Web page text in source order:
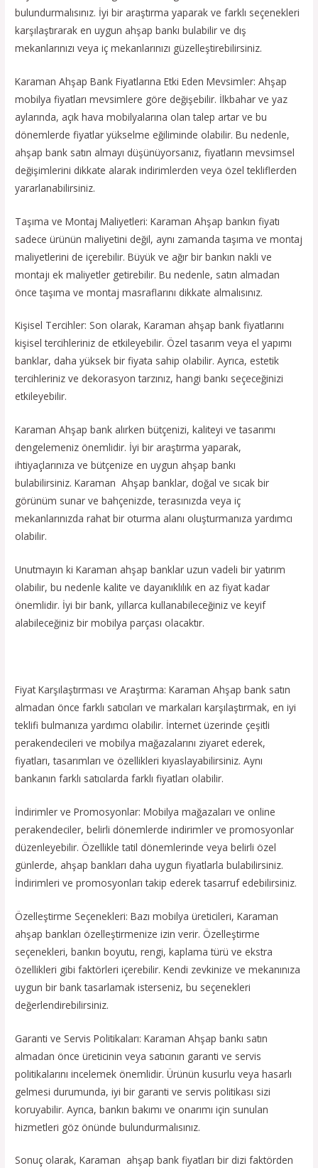
bulundurmalısınız. İyi bir araştırma yaparak ve farklı seçenekleri
karşılaştırarak en uygun ahşap bankı bulabilir ve dış
mekanlarınızı veya iç mekanlarınızı güzelleştirebilirsiniz.
Karaman Ahşap Bank Fiyatlarına Etki Eden Mevsimler: Ahşap
mobilya fiyatları mevsimlere göre değişebilir. İlkbahar ve yaz
aylarında, açık hava mobilyalarına olan talep artar ve bu
dönemlerde fiyatlar yükselme eğiliminde olabilir. Bu nedenle,
ahşap bank satın almayı düşünüyorsanız, fiyatların mevsimsel
değişimlerini dikkate alarak indirimlerden veya özel tekliflerden
yararlanabilirsiniz.
Taşıma ve Montaj Maliyetleri: Karaman Ahşap bankın fiyatı
sadece ürünün maliyetini değil, aynı zamanda taşıma ve montaj
maliyetlerini de içerebilir. Büyük ve ağır bir bankın nakli ve
montajı ek maliyetler getirebilir. Bu nedenle, satın almadan
önce taşıma ve montaj masraflarını dikkate almalısınız.
Kişisel Tercihler: Son olarak, Karaman ahşap bank fiyatlarını
kişisel tercihleriniz de etkileyebilir. Özel tasarım veya el yapımı
banklar, daha yüksek bir fiyata sahip olabilir. Ayrıca, estetik
tercihleriniz ve dekorasyon tarzınız, hangi bankı seçeceğinizi
etkileyebilir.
Karaman Ahşap bank alırken bütçenizi, kaliteyi ve tasarımı
dengelemeniz önemlidir. İyi bir araştırma yaparak,
ihtiyaçlarınıza ve bütçenize en uygun ahşap bankı
bulabilirsiniz. Karaman Ahşap banklar, doğal ve sıcak bir
görünüm sunar ve bahçenizde, terasınızda veya iç
mekanlarınızda rahat bir oturma alanı oluşturmanıza yardımcı
olabilir.
Unutmayın ki Karaman ahşap banklar uzun vadeli bir yatırım
olabilir, bu nedenle kalite ve dayanıklılık en az fiyat kadar
önemlidir. İyi bir bank, yıllarca kullanabileceğiniz ve keyif
alabileceğiniz bir mobilya parçası olacaktır.
Fiyat Karşılaştırması ve Araştırma: Karaman Ahşap bank satın
almadan önce farklı satıcıları ve markaları karşılaştırmak, en iyi
teklifi bulmanıza yardımcı olabilir. İnternet üzerinde çeşitli
perakendecileri ve mobilya mağazalarını ziyaret ederek,
fiyatları, tasarımları ve özellikleri kıyaslayabilirsiniz. Aynı
bankanın farklı satıcılarda farklı fiyatları olabilir.
İndirimler ve Promosyonlar: Mobilya mağazaları ve online
perakendeciler, belirli dönemlerde indirimler ve promosyonlar
düzenleyebilir. Özellikle tatil dönemlerinde veya belirli özel
günlerde, ahşap bankları daha uygun fiyatlarla bulabilirsiniz.
İndirimleri ve promosyonları takip ederek tasarruf edebilirsiniz.
Özelleştirme Seçenekleri: Bazı mobilya üreticileri, Karaman
ahşap bankları özelleştirmenize izin verir. Özelleştirme
seçenekleri, bankın boyutu, rengi, kaplama türü ve ekstra
özellikleri gibi faktörleri içerebilir. Kendi zevkinize ve mekanınıza
uygun bir bank tasarlamak isterseniz, bu seçenekleri
değerlendirebilirsiniz.
Garanti ve Servis Politikaları: Karaman Ahşap bankı satın
almadan önce üreticinin veya satıcının garanti ve servis
politikalarını incelemek önemlidir. Ürünün kusurlu veya hasarlı
gelmesi durumunda, iyi bir garanti ve servis politikası sizi
koruyabilir. Ayrıca, bankın bakımı ve onarımı için sunulan
hizmetleri göz önünde bulundurmalısınız.
Sonuç olarak, Karaman ahşap bank fiyatları bir dizi faktörden